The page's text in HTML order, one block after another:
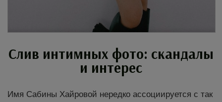
Слив интимных фото: скандалы
и интерес
Имя Сабины Хайровой нередко ассоциируется с так